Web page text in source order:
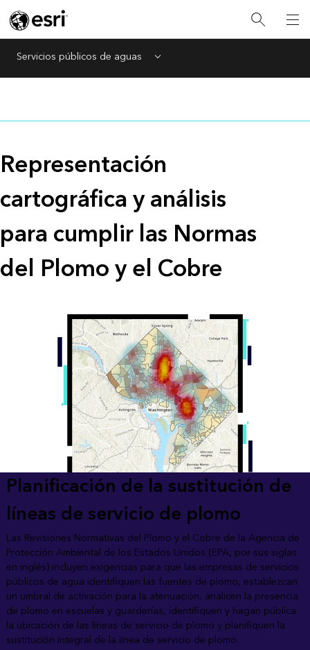
Servicios públicos de aguas Menu
Representación
cartográfica y análisis
para cumplir las Normas
del Plomo y el Cobre
Planificación de la sustitución de
líneas de servicio de plomo
Las Revisiones Normativas del Plomo y el Cobre de la Agencia de
Protección Ambiental de los Estados Unidos (EPA, por sus siglas
en inglés) incluyen exigencias para que las empresas de servicios
públicos de agua identifiquen las fuentes de plomo, establezcan
un umbral de activación para la atenuación, analicen la presencia
de plomo en escuelas y guarderías, identifiquen y hagan pública
la ubicación de las líneas de servicio de plomo y planifiquen la
sustitución integral de la línea de servicio de plomo.